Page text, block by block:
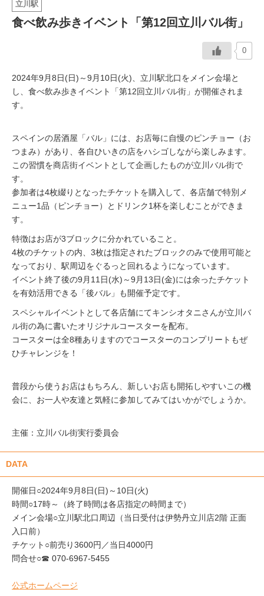
イベント情報
駅から 探す
立川駅
食べ飲み歩きイベント「第12回立川バル街」
0
2024年9月8日(日)～9月10日(火)、立川駅北口をメイン会場と
し、食べ飲み歩きイベント「第12回立川バル街」が開催されま
す。
スペインの居酒屋「バル」には、お店毎に自慢のピンチョー（お
つまみ）があり、各自ひいきの店をハシゴしながら楽しみます。
この習慣を商店街イベントとして企画したものが立川バル街で
す。
参加者は4枚綴りとなったチケットを購入して、各店舗で特別メ
ニュー1品（ピンチョー）とドリンク1杯を楽しむことができま
す。
特徴はお店が3ブロックに分かれていること。
4枚のチケットの内、3枚は指定されたブロックのみで使用可能と
なっており、駅周辺をぐるっと回れるようになっています。
イベント終了後の9月11日(水)～9月13日(金)には余ったチケット
を有効活用できる「後バル」も開催予定です。
スペシャルイベントとして各店舗にてキンシオタニさんが立川バ
ル街の為に書いたオリジナルコースターを配布。
コースターは全8種ありますのでコースターのコンプリートもぜ
ひチャレンジを！
普段から使うお店はもちろん、新しいお店も開拓しやすいこの機
会に、お一人や友達と気軽に参加してみてはいかがでしょうか。
主催：立川バル街実行委員会
DATA
開催日○2024年9月8日(日)～10日(火)
時間○17時～（終了時間は各店指定の時間まで）
メイン会場○立川駅北口周辺（当日受付は伊勢丹立川店2階 正面
入口前）
チケット○前売り3600円／当日4000円
問合せ○☎ 070-6967-5455
公式ホームページ